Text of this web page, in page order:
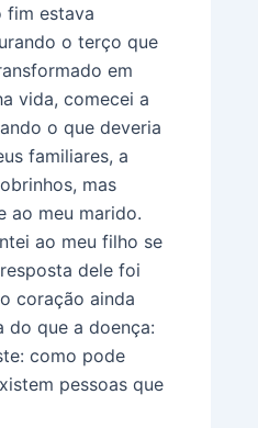
fim estava
o terço que
em
vida, comecei a
o que deveria
familiares, a
mas
ao meu marido.
ao meu filho se
dele foi
coração ainda
do que a doença:
como pode
pessoas que